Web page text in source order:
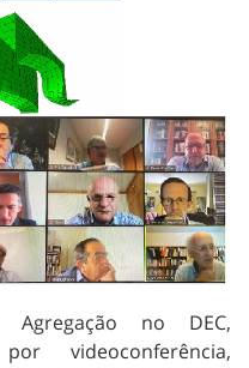
no DEC,
videoconferência,